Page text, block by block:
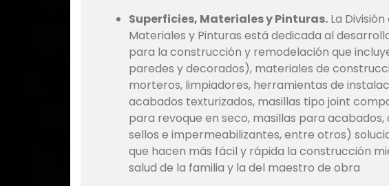
Superficies, Materiales y Pinturas. La
Materiales y Pinturas está dedicada al
para la construcción y remodelación que
paredes y decorados), materiales de
morteros, limpiadores, herramientas de
acabados texturizados, masillas tipo joint
para revoque en seco, masillas para
sellos e impermeabilizantes, entre otros)
que hacen más fácil y rápida la construcción
salud de la familia y la del maestro de obra